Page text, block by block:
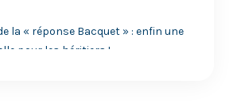
la « réponse Bacquet » : enfin une
pour les héritiers !